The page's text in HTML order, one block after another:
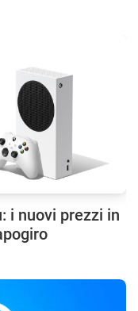
i nuovi prezzi in